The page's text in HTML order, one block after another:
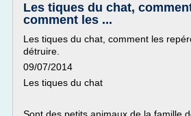
Les tiques du chat,
comment les ...
Les tiques du chat, comment les
détruire.
09/07/2014
Les tiques du chat